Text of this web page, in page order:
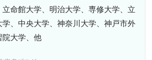
立命館大学、明治大学、専修大学、立
、中央大学、神奈川大学、神戸市外
院大学、他